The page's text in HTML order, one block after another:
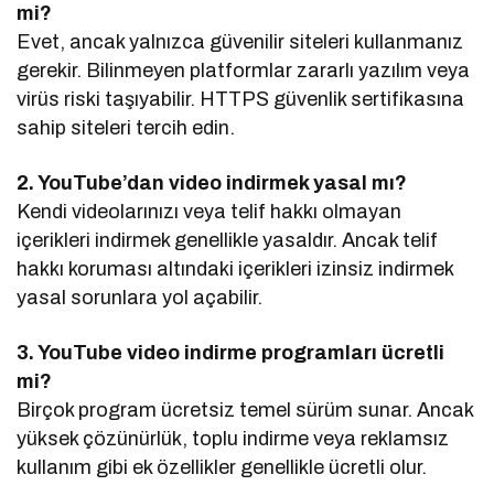
mi?
Evet, ancak yalnızca güvenilir siteleri kullanmanız
gerekir. Bilinmeyen platformlar zararlı yazılım veya
virüs riski taşıyabilir. HTTPS güvenlik sertifikasına
sahip siteleri tercih edin.
2. YouTube’dan video indirmek yasal mı?
Kendi videolarınızı veya telif hakkı olmayan
içerikleri indirmek genellikle yasaldır. Ancak telif
hakkı koruması altındaki içerikleri izinsiz indirmek
yasal sorunlara yol açabilir.
3. YouTube video indirme programları ücretli
mi?
Birçok program ücretsiz temel sürüm sunar. Ancak
yüksek çözünürlük, toplu indirme veya reklamsız
kullanım gibi ek özellikler genellikle ücretli olur.